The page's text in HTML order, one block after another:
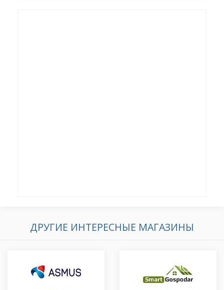
ДРУГИЕ ИНТЕРЕСНЫЕ МАГАЗИНЫ